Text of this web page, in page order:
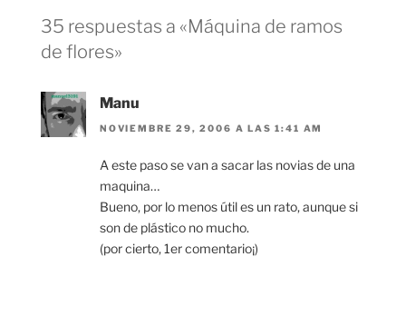
35 respuestas a «Máquina de ramos
de flores»
Manu
NOVIEMBRE 29, 2006 A LAS 1:41 AM
A este paso se van a sacar las novias de una
maquina…
Bueno, por lo menos útil es un rato, aunque si
son de plástico no mucho.
(por cierto, 1er comentario¡)